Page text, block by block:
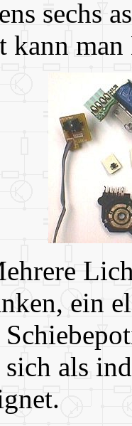
sechs
kann
ein
als